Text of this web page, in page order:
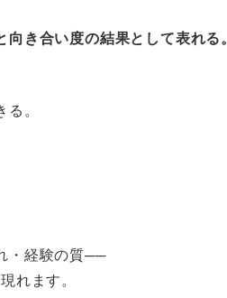
き合い度の結果として表れる。
。
・経験の質──
れます。